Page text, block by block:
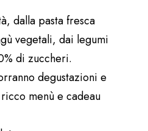
dalla pasta fresca
vegetali, dai legumi
di zuccheri.
degustazioni e
menù e cadeau